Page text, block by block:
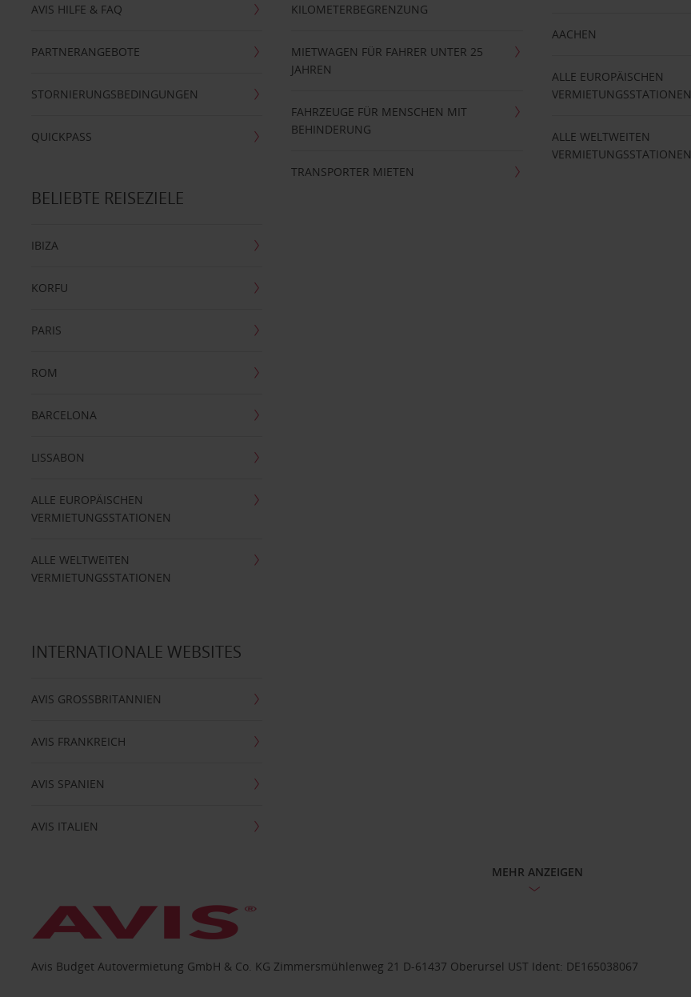
AVIS HILFE & FAQ
PARTNERANGEBOTE
STORNIERUNGSBEDINGUNGEN
QUICKPASS
KILOMETERBEGRENZUNG
MIETWAGEN FÜR FAHRER UNTER 25
JAHREN
FAHRZEUGE FÜR MENSCHEN MIT
BEHINDERUNG
TRANSPORTER MIETEN
AACHEN
ALLE EUROPÄISCHEN
VERMIETUNGSSTATIONEN
ALLE WELTWEITEN
VERMIETUNGSSTATIONEN
BELIEBTE REISEZIELE
IBIZA
KORFU
PARIS
ROM
BARCELONA
LISSABON
ALLE EUROPÄISCHEN
VERMIETUNGSSTATIONEN
ALLE WELTWEITEN
VERMIETUNGSSTATIONEN
INTERNATIONALE WEBSITES
AVIS GROSSBRITANNIEN
AVIS FRANKREICH
AVIS SPANIEN
AVIS ITALIEN
MEHR ANZEIGEN
Avis Budget Autovermietung GmbH & Co. KG Zimmersmühlenweg 21 D-61437 Oberursel UST Ident: DE165038067